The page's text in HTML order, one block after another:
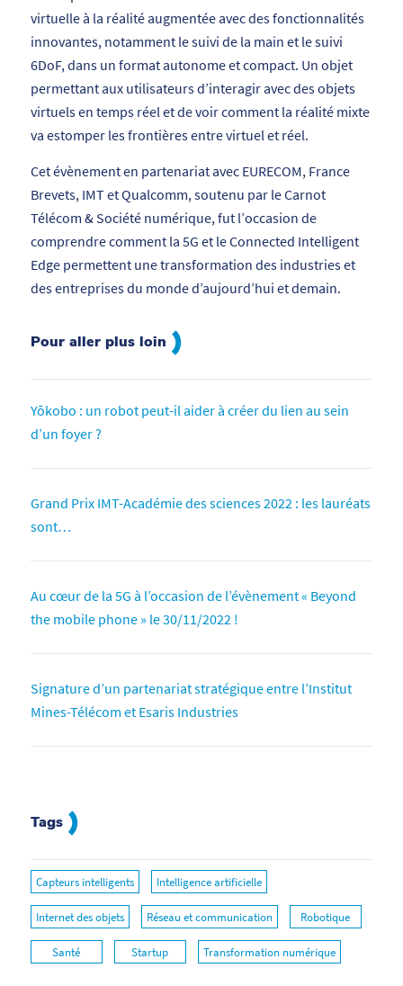
virtuelle à la réalité augmentée avec des fonctionnalités
innovantes, notamment le suivi de la main et le suivi
6DoF, dans un format autonome et compact. Un objet
permettant aux utilisateurs d’interagir avec des objets
virtuels en temps réel et de voir comment la réalité mixte
va estomper les frontières entre virtuel et réel.
Cet évènement en partenariat avec EURECOM, France
Brevets, IMT et Qualcomm, soutenu par le Carnot
Télécom & Société numérique, fut l’occasion de
comprendre comment la 5G et le Connected Intelligent
Edge permettent une transformation des industries et
des entreprises du monde d’aujourd’hui et demain.
Pour aller plus loin
Yōkobo : un robot peut-il aider à créer du lien au sein
d’un foyer ?
Grand Prix IMT-Académie des sciences 2022 : les lauréats
sont…
Au cœur de la 5G à l’occasion de l’évènement « Beyond
the mobile phone » le 30/11/2022 !
Signature d’un partenariat stratégique entre l’Institut
Mines-Télécom et Esaris Industries
Tags
Capteurs intelligents Intelligence artificielle
Internet des objets Réseau et communication Robotique
Santé Startup Transformation numérique